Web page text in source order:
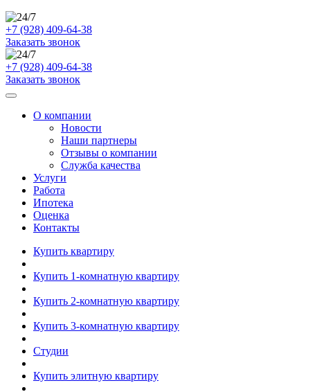
+7 (928) 409-64-38
Заказать звонок
+7 (928) 409-64-38
Заказать звонок
О компании
Новости
Наши партнеры
Отзывы о компании
Служба качества
Услуги
Работа
Ипотека
Оценка
Контакты
Купить квартиру
Купить 1-комнатную квартиру
Купить 2-комнатную квартиру
Купить 3-комнатную квартиру
Студии
Купить элитную квартиру